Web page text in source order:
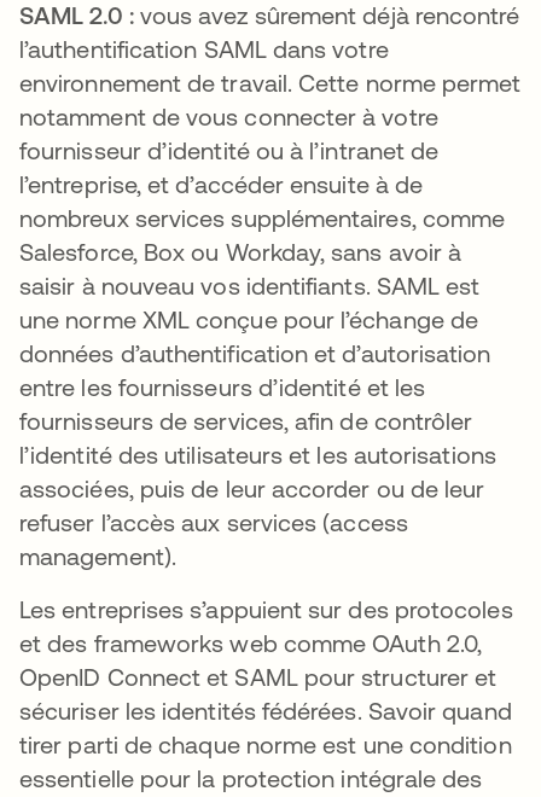
SAML 2.0 :vous avez sûrement déjà rencontré
l’authentification SAML dans votre
environnement de travail. Cette norme permet
notamment de vous connecter à votre
fournisseur d’identité ou à l’intranet de
l’entreprise, et d’accéder ensuite à de
nombreux services supplémentaires, comme
Salesforce, Box ou Workday, sans avoir à
saisir à nouveau vos identifiants. SAML est
une norme XML conçue pour l’échange de
données d’authentification et d’autorisation
entre les fournisseurs d’identité et les
fournisseurs de services, afin de contrôler
l’identité des utilisateurs et les autorisations
associées, puis de leur accorder ou de leur
refuser l’accès aux services (access
management).
Les entreprises s’appuient sur des protocoles
et des frameworks web comme OAuth 2.0,
OpenID Connect et SAML pour structurer et
sécuriser les identités fédérées. Savoir quand
tirer parti de chaque norme est une condition
essentielle pour la protection intégrale des